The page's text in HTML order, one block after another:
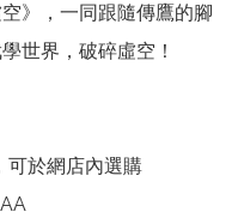
》，一同跟隨傳鷹的腳
世界，破碎虛空！
可於網店內選購